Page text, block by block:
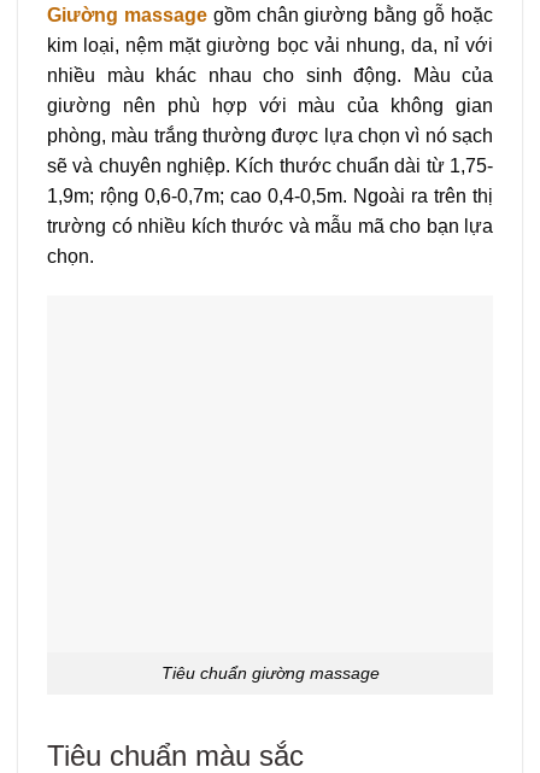
Giường massagegồm chân giường bằng gỗ hoặc
kim loại, nệm mặt giường bọc vải nhung, da, nỉ với
nhiều màu khác nhau cho sinh động. Màu của
giường nên phù hợp với màu của không gian
phòng, màu trắng thường được lựa chọn vì nó sạch
sẽ và chuyên nghiệp. Kích thước chuẩn dài từ 1,75-
1,9m; rộng 0,6-0,7m; cao 0,4-0,5m. Ngoài ra trên thị
trường có nhiều kích thước và mẫu mã cho bạn lựa
chọn.
Tiêu chuẩn giường massage
Tiêu chuẩn màu sắc